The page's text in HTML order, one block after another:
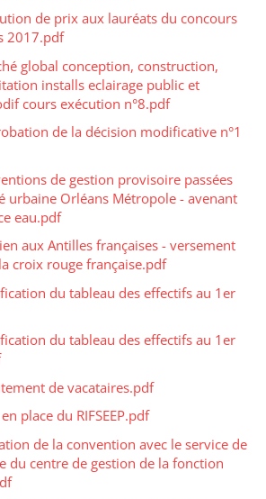
de prix aux lauréats du concours
2017.pdf
global conception, construction,
installs eclairage public et
cours exécution n°8.pdf
de la décision modificative n°1
de gestion provisoire passées
urbaine Orléans Métropole - avenant
eau.pdf
aux Antilles françaises - versement
croix rouge française.pdf
du tableau des effectifs au 1er
du tableau des effectifs au 1er
de vacataires.pdf
place du RIFSEEP.pdf
de la convention avec le service de
du centre de gestion de la fonction